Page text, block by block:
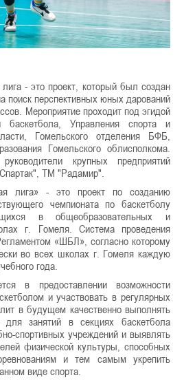
- это проект, который был создан
поиск перспективных юных дарований
Мероприятие проходит под эгидой
баскетбола, Управления спорта и
Гомельского отделения БФБ,
Гомельского облисполкома.
крупных предприятий
ТМ "Радамир".
лига» - это проект по созданию
чемпионата по баскетболу
в общеобразовательных и
г. Гомеля. Система проведения
«ШБЛ», согласно которому
во всех школах г. Гомеля каждую
года.
в предоставлении возможности
и участвовать в регулярных
в будущем качественно выполнять
занятий в секциях баскетбола
спортивных учреждений и выявлять
физической культуры, способных
и тем самым укрепить
виде спорта.